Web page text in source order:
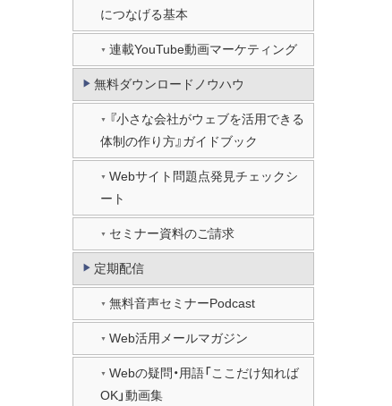
につなげる基本
連載YouTube動画マーケティング
無料ダウンロードノウハウ
『小さな会社がウェブを活用できる
体制の作り方』ガイドブック
Webサイト問題点発見チェックシ
ート
セミナー資料のご請求
定期配信
無料音声セミナーPodcast
Web活用メールマガジン
Webの疑問・用語「ここだけ知れば
OK」動画集